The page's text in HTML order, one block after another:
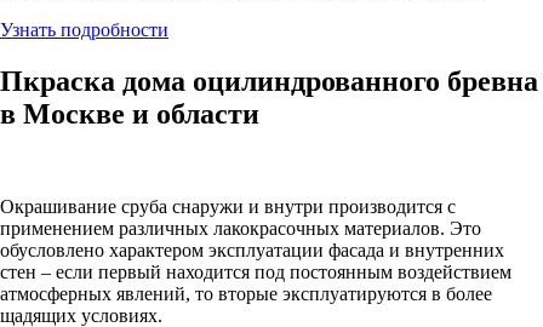
Узнать подробности
Пкраска дома оцилиндрованного бревна
в Москве и области
Окрашивание сруба снаружи и внутри производится с
применением различных лакокрасочных материалов. Это
обусловлено характером эксплуатации фасада и внутренних
стен – если первый находится под постоянным воздействием
атмосферных явлений, то вторые эксплуатируются в более
щадящих условиях.